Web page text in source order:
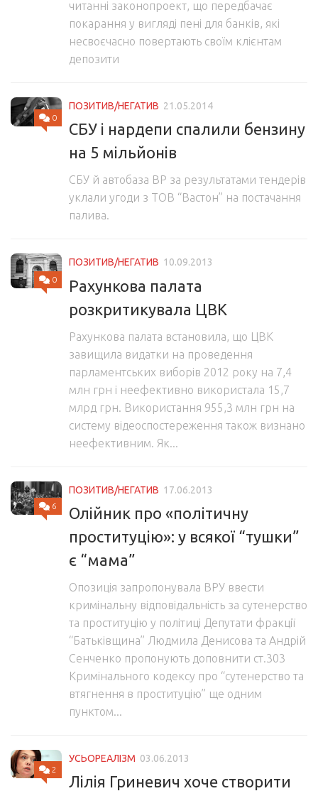
читанні законопроект, що передбачає
покарання у вигляді пені для банків, які
несвоєчасно повертають своїм клієнтам
депозити
0
ПОЗИТИВ/НЕГАТИВ 21.05.2014
СБУ і нардепи спалили бензину
на 5 мільйонів
СБУ й автобаза ВР за результатами тендерів
уклали угоди з ТОВ “Вастон” на постачання
палива.
0
ПОЗИТИВ/НЕГАТИВ 10.09.2013
Рахункова палата
розкритикувала ЦВК
Рахункова палата встановила, що ЦВК
завищила видатки на проведення
парламентських виборів 2012 року на 7,4
млн грн і неефективно використала 15,7
млрд грн. Використання 955,3 млн грн на
систему відеоспостереження також визнано
неефективним. Як...
6
ПОЗИТИВ/НЕГАТИВ 17.06.2013
Олійник про «політичну
проституцію»: у всякої “тушки”
є “мама”
Опозиція запропонувала ВРУ ввести
кримінальну відповідальність за сутенерство
та проституцію у політиці Депутати фракції
“Батьківщина” Людмила Денисова та Андрій
Сенченко пропонують доповнити ст.303
Кримінального кодексу про “сутенерство та
втягнення в проституцію” ще одним
пунктом...
2
УСЬОРЕАЛІЗМ 03.06.2013
Лілія Гриневич хоче створити